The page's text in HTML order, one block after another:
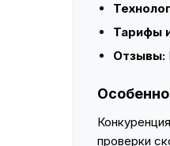
Тарифы
Отзывы:
проверки